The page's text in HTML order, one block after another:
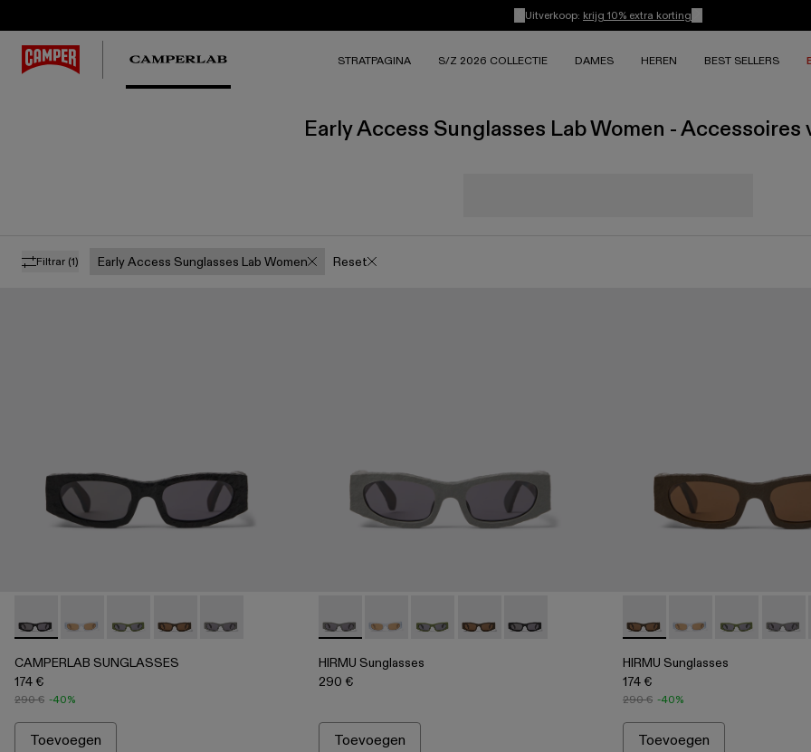
Uitverkoop: krijg 10% extra korting
STRATPAGINA S/Z 2026 COLLECTIE DAMES HEREN BEST SELLERS
Early Access Sunglasses Lab Women - Accessoires
Filtrar (1) Early Access Sunglasses Lab Women Reset
CAMPERLAB SUNGLASSES - AS00004-001 - Zwarte HIRMU acetaat zonnebril
CAMPERLAB SUNGLASSES - AS00004-006
CAMPERLAB SUNGLASSES - AS00004-005
CAMPERLAB SUNGLASSES - AS00004-004 - Bruine HIRMU acetaat zonnebril
CAMPERLAB SUNGLASSES - AS00004-003 - Grijze HIRMU acetaat zonnebril
CAMPERLAB SUNGLASSES
174 €
290 € -40%
Toevoegen
HIRMU Sunglasses - AS00004-003 - Grijze HIRMU acetaat zonnebril
HIRMU Sunglasses - AS00004-006
HIRMU Sunglasses - AS00004-005
HIRMU Sunglasses - AS00004-004 - Bruine HIRMU
HIRMU Sunglasses - AS00004-001 - Zwarte
HIRMU Sunglasses
290 €
Toevoegen
HIRMU Sunglasses -
HIRMU Sunglasses -
HIRMU
HIRMU Sunglasses
174 €
290 € -40%
Toevoegen